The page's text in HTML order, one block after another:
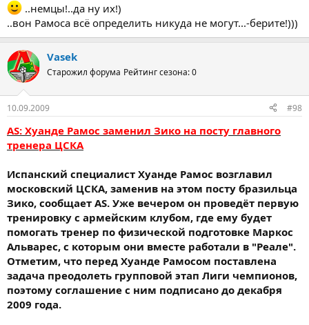
..немцы!..да ну их!)
..вон Рамоса всё определить никуда не могут...-берите!)))
Vasek
Старожил форума Рейтинг сезона: 0
10.09.2009 #98
AS: Хуанде Рамос заменил Зико на посту главного
тренера ЦСКА
Испанский специалист Хуанде Рамос возглавил
московский ЦСКА, заменив на этом посту бразильца
Зико, сообщает AS. Уже вечером он проведёт первую
тренировку с армейским клубом, где ему будет
помогать тренер по физической подготовке Маркос
Альварес, с которым они вместе работали в "Реале".
Отметим, что перед Хуанде Рамосом поставлена
задача преодолеть групповой этап Лиги чемпионов,
поэтому соглашение с ним подписано до декабря
2009 года.